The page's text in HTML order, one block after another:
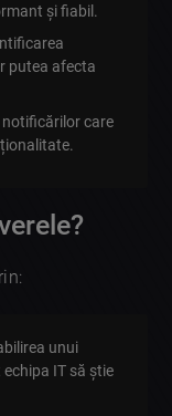
și fiabil.
putea afecta
care
unui
IT să știe